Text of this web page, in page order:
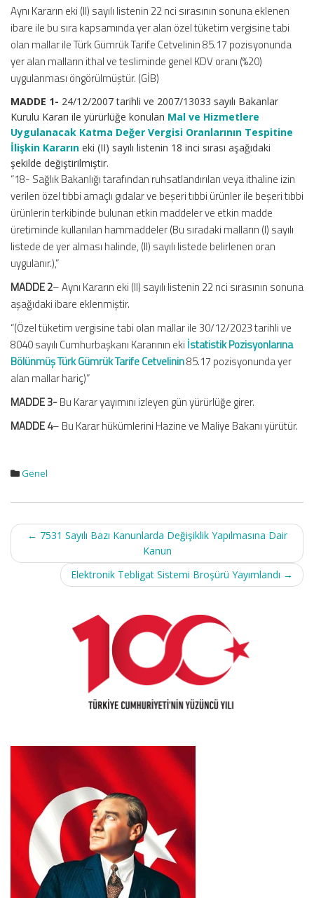
Aynı Kararın eki (II) sayılı listenin 22 nci sırasının sonuna eklenen
ibare ile bu sıra kapsamında yer alan özel tüketim vergisine tabi
olan mallar ile Türk Gümrük Tarife Cetvelinin 85.17 pozisyonunda
yer alan malların ithal ve tesliminde genel KDV oranı (%20)
uygulanması öngörülmüştür. (GİB)
MADDE 1- 24/12/2007 tarihli ve 2007/13033 sayılı Bakanlar
Kurulu Kararı ile yürürlüğe konulan Mal ve Hizmetlere
Uygulanacak Katma Değer Vergisi Oranlarının Tespitine
İlişkin Kararın eki (II) sayılı listenin 18 inci sırası aşağıdaki
şekilde değiştirilmiştir.
“18- Sağlık Bakanlığı tarafından ruhsatlandırılan veya ithaline izin
verilen özel tıbbi amaçlı gıdalar ve beşeri tıbbi ürünler ile beşeri tıbbi
ürünlerin terkibinde bulunan etkin maddeler ve etkin madde
üretiminde kullanılan hammaddeler (Bu sıradaki malların (I) sayılı
listede de yer alması halinde, (II) sayılı listede belirlenen oran
uygulanır.),”
MADDE 2– Aynı Kararın eki (II) sayılı listenin 22 nci sırasının sonuna
aşağıdaki ibare eklenmiştir.
“(Özel tüketim vergisine tabi olan mallar ile 30/12/2023 tarihli ve
8040 sayılı Cumhurbaşkanı Kararının eki İstatistik Pozisyonlarına
Bölünmüş Türk Gümrük Tarife Cetvelinin85.17 pozisyonunda yer
alan mallar hariç)”
MADDE 3-Bu Karar yayımını izleyen gün yürürlüğe girer.
MADDE 4– Bu Karar hükümlerini Hazine ve Maliye Bakanı yürütür.
Genel
Post
navigation
← 7531 Sayılı Bazı Kanunlarda Değişiklik Yapılmasına Dair
Kanun
Elektronik Tebligat Sistemi Broşürü Yayımlandı →